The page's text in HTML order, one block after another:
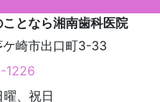
ケ崎市出口町3-33
1226
、祝日